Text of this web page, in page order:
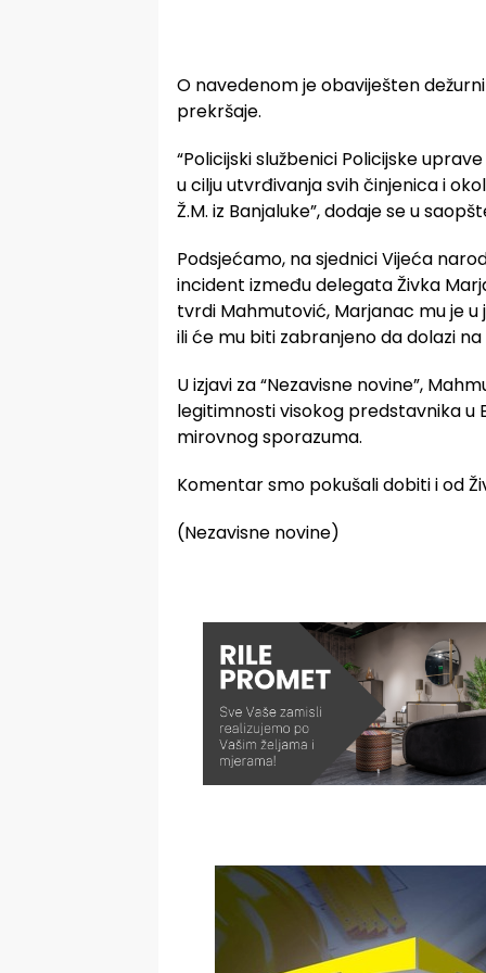
O navedenom je obaviješten
prekršaje.
“Policijski službenici Policijske
u cilju utvrđivanja svih činjenica i
Ž.M. iz Banjaluke”, dodaje se u
Podsjećamo, na sjednici Vijeća
incident između delegata Živka
tvrdi Mahmutović, Marjanac mu je
ili će mu biti zabranjeno da dolazi na
U izjavi za “Nezavisne novine”,
legitimnosti visokog predstavnika u
mirovnog sporazuma.
Komentar smo pokušali dobiti i od
(Nezavisne novine)